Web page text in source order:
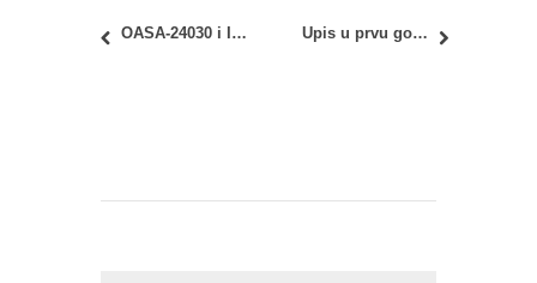
OASA-24030 i IASA-24030 – Istorija umetnosti: Oktobarski ispitni rok – Uvid u radove Upis u prvu godinu Master akademskih studija 2018/19